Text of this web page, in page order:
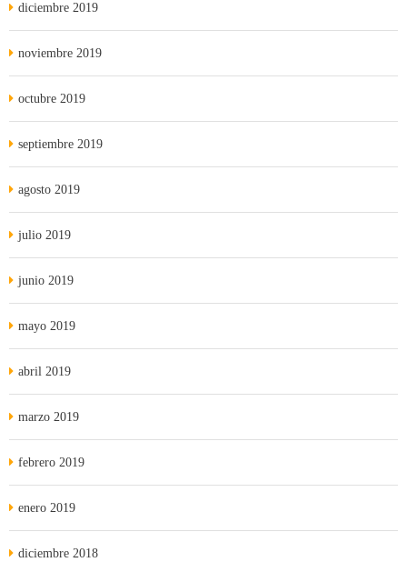
diciembre 2019
noviembre 2019
octubre 2019
septiembre 2019
agosto 2019
julio 2019
junio 2019
mayo 2019
abril 2019
marzo 2019
febrero 2019
enero 2019
diciembre 2018